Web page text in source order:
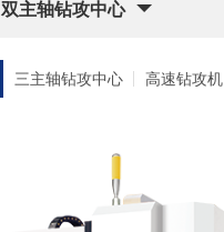
双主轴钻攻中心
三主轴钻攻中心 高速钻攻机